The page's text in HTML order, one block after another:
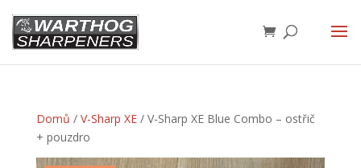
Domů / V-Sharp XE/ V-Sharp XE Blue Combo – ostřič
+ pouzdro